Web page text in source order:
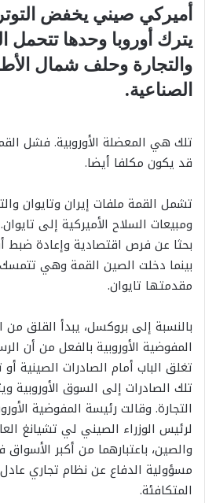
أميركي صيني يخفض التوتر
يترك أوروبا وحدها تتحمل
والتجارة وحلف شمال
الصناعية.
تلك هي المعضلة الأوروبية. فشل
قد يكون مكلفا أيضا.
تشمل القمة ملفات إيران وتايوان
ومبيعات السلاح الأميركية إلى
بحثا عن فرص اقتصادية وإعادة
بينما دخلت الصين القمة وهي
مقدمتها تايوان.
بالنسبة إلى بروكسل، يبدأ القلق من
المفوضية الأوروبية بالفعل من أن
تغلق الباب أمام الصادرات الصينية
تلك الصادرات إلى السوق
التجارة. وقالت رئيسة المفوضية
لرئيس الوزراء الصيني لي تشيانغ
والصين، باعتبارهما من أكبر الأسواق
مسؤولية الدفاع عن نظام تجاري
المتكافئة.